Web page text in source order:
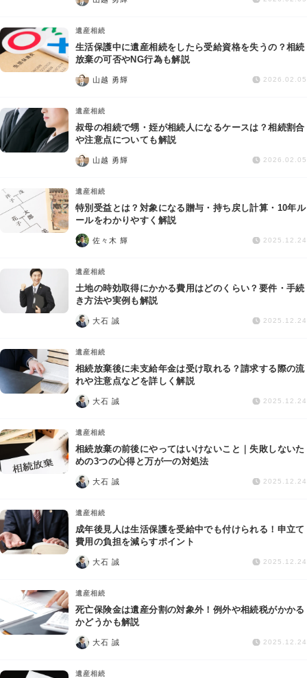
債権回収
IT・ネット
資金調達
企業法務
遺産相続
生活保護中に遺産相続をしたら受給資格を失うの？相続
放棄の可否やNG行為も解説
山越 勇輝 2026.02.05
遺産相続
叔母の相続で甥・姪が相続人になるケースは？相続割合
や注意点についても解説
山越 勇輝 2026.02.05
遺産相続
特別受益とは？対象になる贈与・持ち戻し計算・10年ル
ールをわかりやすく解説
佐々木 輝 2025.12.24
遺産相続
土地の時効取得にかかる費用はどのくらい？要件・手続
き方法や実例も解説
大石 誠 2025.12.24
遺産相続
相続放棄後に未支給年金は受け取れる？請求する際の流
れや注意点などを詳しく解説
大石 誠 2025.12.24
遺産相続
相続放棄の前後にやってはいけないこと｜失敗しないた
めの3つの心得と万が一の対処法
大石 誠 2025.12.24
遺産相続
成年後見人は生活保護を受給中でも付けられる！申立て
費用の負担を減らすポイント
大石 誠 2025.12.24
遺産相続
死亡保険金は遺産分割の対象外！例外や相続税がかかる
かどうかも解説
大石 誠 2025.12.24
遺産相続